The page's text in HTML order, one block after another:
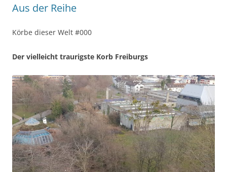
Aus der Reihe
Körbe dieser Welt #000
Der vielleicht traurigste Korb Freiburgs